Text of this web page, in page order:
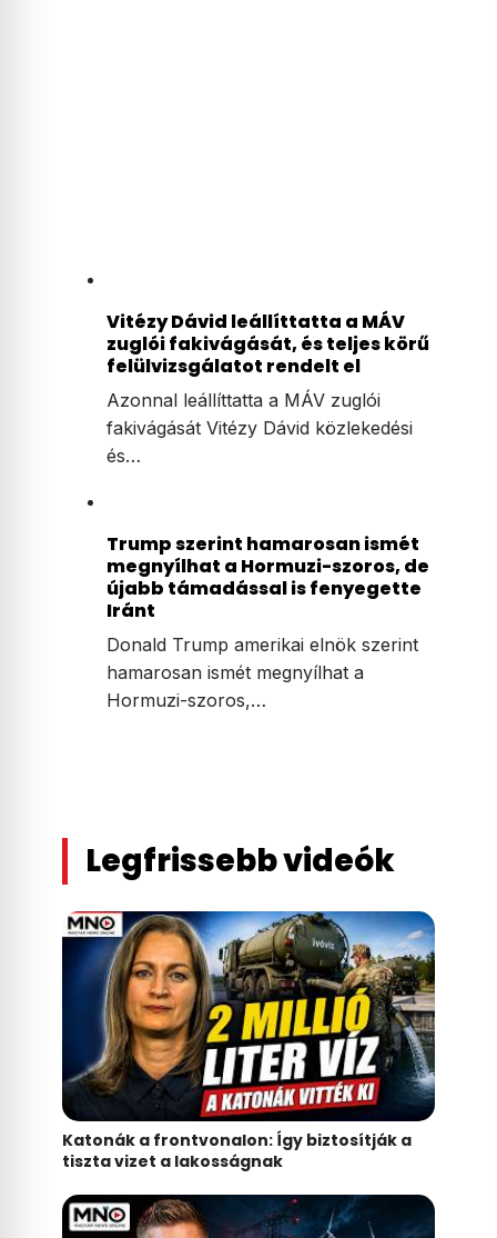
Vitézy Dávid leállíttatta a MÁV
zuglói fakivágását, és teljes körű
felülvizsgálatot rendelt el
Azonnal leállíttatta a MÁV zuglói
fakivágását Vitézy Dávid közlekedési
és…
Trump szerint hamarosan ismét
megnyílhat a Hormuzi-szoros, de
újabb támadással is fenyegette
Iránt
Donald Trump amerikai elnök szerint
hamarosan ismét megnyílhat a
Hormuzi-szoros,…
Legfrissebb videók
Katonák a frontvonalon: Így biztosítják a
tiszta vizet a lakosságnak